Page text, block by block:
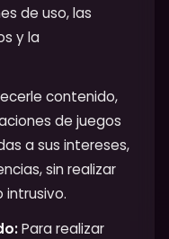
de uso, las
y la
contenido,
de juegos
a sus intereses,
sin realizar
intrusivo.
Para realizar